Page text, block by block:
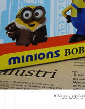
پرنده